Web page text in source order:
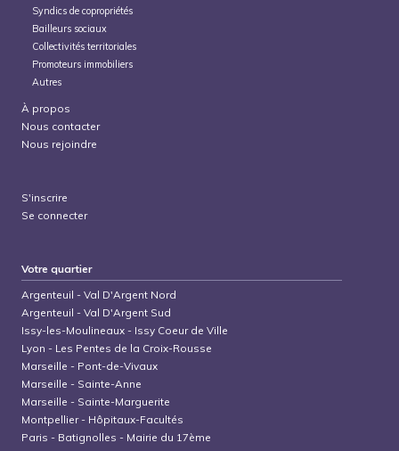
Syndics de copropriétés
Bailleurs sociaux
Collectivités territoriales
Promoteurs immobiliers
Autres
À propos
Nous contacter
Nous rejoindre
S'inscrire
Se connecter
Votre quartier
Argenteuil -Val D'Argent Nord
Argenteuil -Val D'Argent Sud
Issy-les-Moulineaux - Issy Coeur de Ville
Lyon - Les Pentes de la Croix-Rousse
Marseille - Pont-de-Vivaux
Marseille - Sainte-Anne
Marseille - Sainte-Marguerite
Montpellier- Hôpitaux-Facultés
Paris - Batignolles - Mairie du 17ème